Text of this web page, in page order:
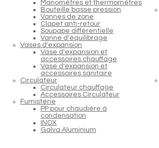
Manomètres et thermomètres
Bouteille basse pression
Vannes de zone
Clapet anti-retour
Soupape différentielle
Vanne d'équilibrage
Vases d'expansion
Vase d'expansion et
accessoires chauffage
Vase d'expansion et
accessoires sanitaire
Circulateur
Circulateur chauffage
Accessoires Circulateur
Fumisterie
PP pour chaudière à
condensation
INOX
Galva Aluminium